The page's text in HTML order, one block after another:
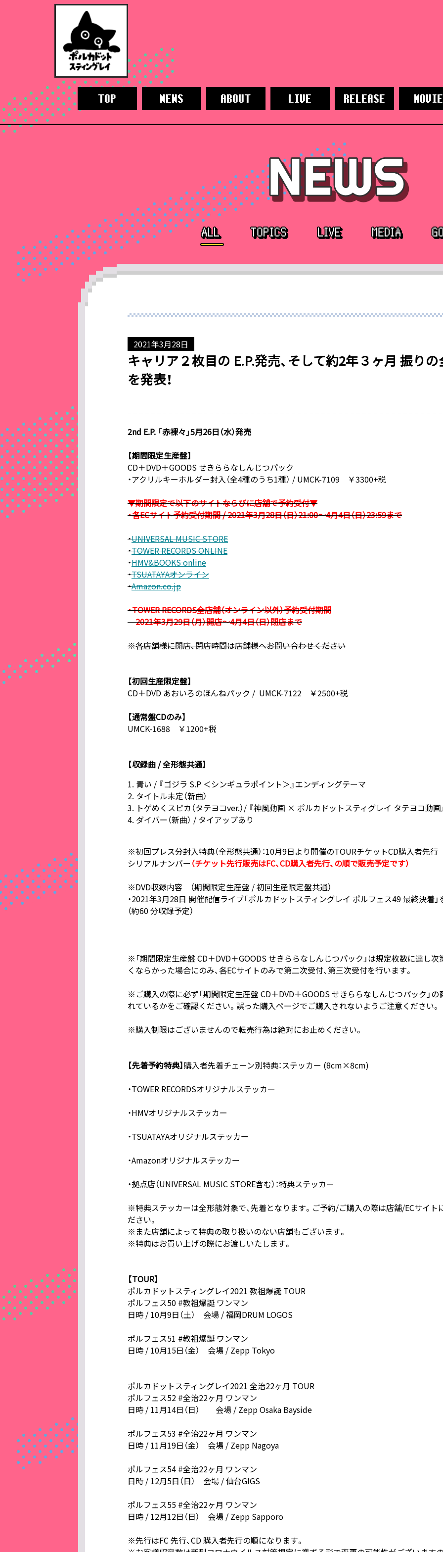
2021年3月28日
キャリア２枚目の E.P.発売、そして約2年３ヶ月 振り
を発表！
2nd E.P. 「赤裸々」5月26日（水）発売
【期間限定生産盤】
CD＋DVD＋GOODS せきららなしんじつパック
・アクリルキーホルダー封入（全4種のうち1種） / UMCK-7109 ￥3300+税
▼期間限定で以下のサイトならびに店舗で予約受付▼
・各ECサイト予約受付期間 / 2021年3月28日（日）21:00〜4月4日（日）23:59まで
・UNIVERSAL MUSIC STORE
・TOWER RECORDS ONLINE
・HMV&BOOKS online
・TSUATAYAオンライン
・Amazon.co.jp
・TOWER RECORDS全店舗（オンライン以外）予約受付期間
2021年3月29日（月）開店～4月4日（日）閉店まで
※各店舗様に開店、閉店時間は店舗様へお問い合わせください
【初回生産限定盤】
CD＋DVD あおいろのほんねパック / UMCK-7122 ￥2500+税
【通常盤CDのみ】
UMCK-1688 ￥1200+税
【収録曲 / 全形態共通】
青い / 『ゴジラ S.P ＜シンギュラポイント＞』エンディングテーマ
タイトル未定（新曲）
トゲめくスピカ（タテヨコver.）/ 『神風動画 × ポルカドットスティグレイ タテヨコ動画
ダイバー（新曲） / タイアップあり
※初回プレス分封入特典（全形態共通）：10月9日より開催のTOURチケットCD購入者先行
シリアルナンバー （チケット先行販売はFC、CD購入者先行、の順で販売予定です）
※DVD収録内容 （期間限定生産盤 / 初回生産限定盤共通）
・2021年3月28日 開催配信ライブ「ポルカドットスティングレイ ポルフェス49 最終決着
（約60 分収録予定）
※「期間限定生産盤 CD＋DVD＋GOODS せきららなしんじつパック」は規定枚数に達し
くならかった場合にのみ、各ECサイトのみで第二次受付、第三次受付を行います。
※ご購入の際に必ず「期間限定生産盤 CD＋DVD＋GOODS せきららなしんじつパック」
れているかをご確認ください。誤った購入ページでご購入されないようご注意ください。
※購入制限はございませんので転売行為は絶対にお止めください。
【先着予約特典】購入者先着チェーン別特典：ステッカー (8cm×8cm)
・TOWER RECORDSオリジナルステッカー
・HMVオリジナルステッカー
・TSUATAYAオリジナルステッカー
・Amazonオリジナルステッカー
・拠点店（UNIVERSAL MUSIC STORE含む）：特典ステッカー
※特典ステッカーは全形態対象で、先着となります。ご予約/ご購入の際は店舗/ECサイト
ださい。
※また店舗によって特典の取り扱いのない店舗もございます。
※特典はお買い上げの際にお渡しいたします。
【TOUR】
ポルカドットスティングレイ2021 教祖爆誕 TOUR
ポルフェス50 #教祖爆誕 ワンマン
日時 / 10月9日（土） 会場 / 福岡DRUM LOGOS
ポルフェス51 #教祖爆誕 ワンマン
日時 / 10月15日（金） 会場 / Zepp Tokyo
ポルカドットスティングレイ2021 全治22ヶ月 TOUR
ポルフェス52 #全治22ヶ月 ワンマン
日時 / 11月14日（日） 会場 / Zepp Osaka Bayside
ポルフェス53 #全治22ヶ月 ワンマン
日時 / 11月19日（金） 会場 / Zepp Nagoya
ポルフェス54 #全治22ヶ月 ワンマン
日時 / 12月5日（日） 会場 / 仙台GIGS
ポルフェス55 #全治22ヶ月 ワンマン
日時 / 12月12日（日） 会場 / Zepp Sapporo
※先行はFC 先行、CD 購入者先行の順になります。